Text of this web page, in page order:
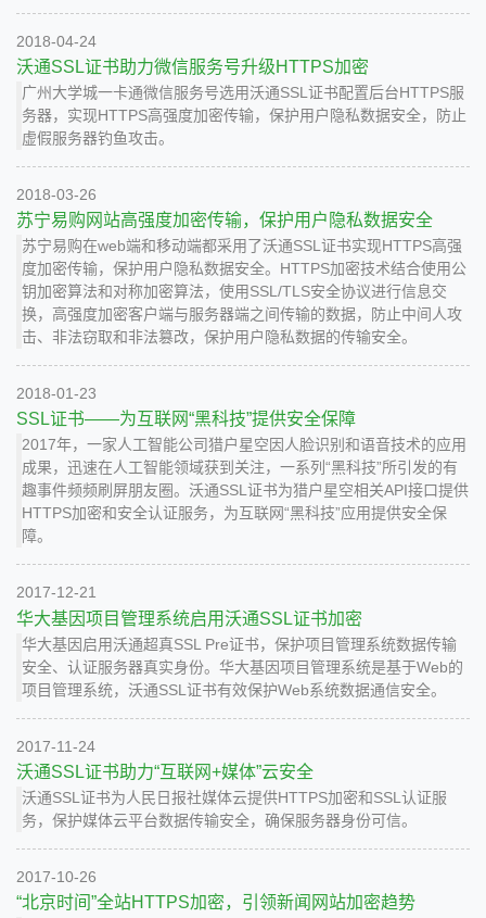
2018-04-24
沃通SSL证书助力微信服务号升级HTTPS加密
广州大学城一卡通微信服务号选用沃通SSL证书配置后台HTTPS服
务器，实现HTTPS高强度加密传输，保护用户隐私数据安全，防止
虚假服务器钓鱼攻击。
2018-03-26
苏宁易购网站高强度加密传输，保护用户隐私数据安全
苏宁易购在web端和移动端都采用了沃通SSL证书实现HTTPS高强
度加密传输，保护用户隐私数据安全。HTTPS加密技术结合使用公
钥加密算法和对称加密算法，使用SSL/TLS安全协议进行信息交
换，高强度加密客户端与服务器端之间传输的数据，防止中间人攻
击、非法窃取和非法篡改，保护用户隐私数据的传输安全。
2018-01-23
SSL证书——为互联网“黑科技”提供安全保障
2017年，一家人工智能公司猎户星空因人脸识别和语音技术的应用
成果，迅速在人工智能领域获到关注，一系列“黑科技”所引发的有
趣事件频频刷屏朋友圈。沃通SSL证书为猎户星空相关API接口提供
HTTPS加密和安全认证服务，为互联网“黑科技”应用提供安全保
障。
2017-12-21
华大基因项目管理系统启用沃通SSL证书加密
华大基因启用沃通超真SSL Pre证书，保护项目管理系统数据传输
安全、认证服务器真实身份。华大基因项目管理系统是基于Web的
项目管理系统，沃通SSL证书有效保护Web系统数据通信安全。
2017-11-24
沃通SSL证书助力“互联网+媒体”云安全
沃通SSL证书为人民日报社媒体云提供HTTPS加密和SSL认证服
务，保护媒体云平台数据传输安全，确保服务器身份可信。
2017-10-26
“北京时间”全站HTTPS加密，引领新闻网站加密趋势